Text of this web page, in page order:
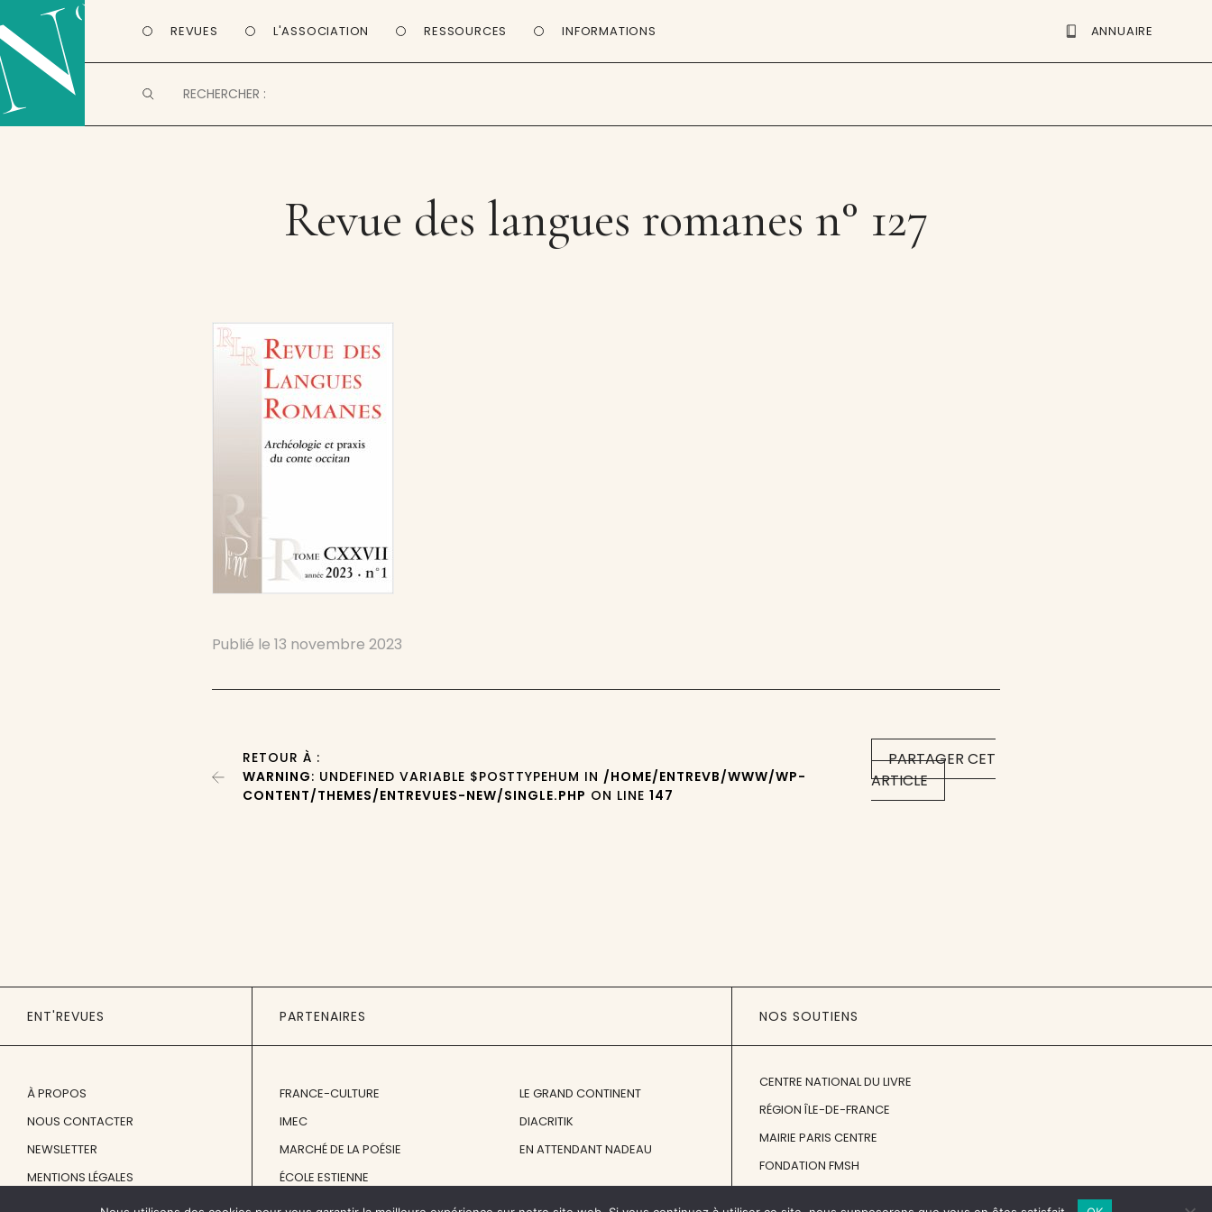
REVUES L'ASSOCIATION RESSOURCES INFORMATIONS ANNUAIRE
Revue des langues romanes n° 127
Publié le13 novembre 2023
PARTAGER CET
ARTICLE
RETOUR À :
WARNING: UNDEFINED VARIABLE $POSTTYPEHUM IN /HOME/ENTREVB/WWW/WP-
CONTENT/THEMES/ENTREVUES-NEW/SINGLE.PHP ON LINE147
ENT'REVUES
À PROPOS
NOUS CONTACTER
NEWSLETTER
MENTIONS LÉGALES
PARTENAIRES
FRANCE-CULTURE
IMEC
MARCHÉ DE LA POÉSIE
ÉCOLE ESTIENNE
LE GRAND CONTINENT
DIACRITIK
EN ATTENDANT NADEAU
NOS SOUTIENS
CENTRE NATIONAL DU LIVRE
RÉGION ÎLE-DE-FRANCE
MAIRIE PARIS CENTRE
FONDATION FMSH